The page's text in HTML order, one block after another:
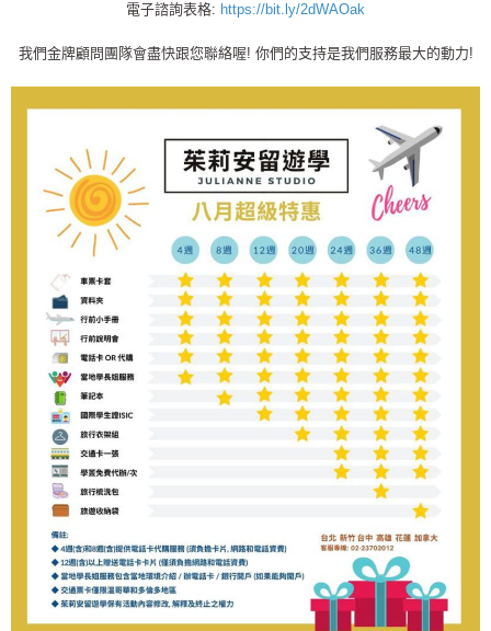
電子諮詢表格: https://bit.ly/2dWAOak
我們金牌顧問團隊會盡快跟您聯絡喔! 你們的支持是我們服務最大的動力!